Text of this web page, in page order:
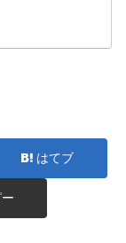
はてブ